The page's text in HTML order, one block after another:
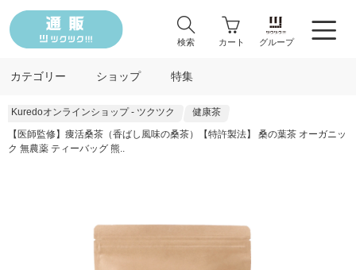
検索 カート グループ
カテゴリー ショップ 特集
Kuredoオンラインショップ - ツクツク
健康茶
【医師監修】痩活桑茶（香ばし風味の桑茶）【特許製法】 桑の葉茶 オーガニッ
ク 無農薬 ティーバッグ 熊..